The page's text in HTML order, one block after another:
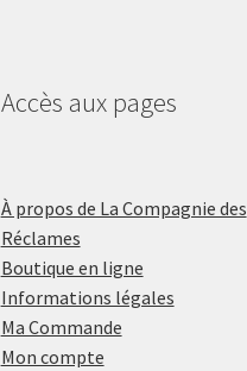
Accès aux pages
À propos de La Compagnie des
Réclames
Boutique en ligne
Informations légales
Ma Commande
Mon compte